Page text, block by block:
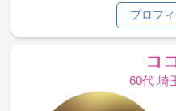
プロフ
コ
60代 埼